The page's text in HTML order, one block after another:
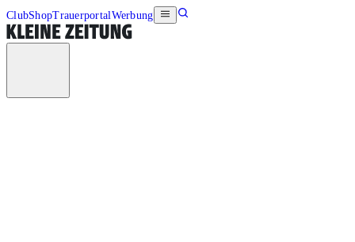
ClubShopTrauerportalWerbung